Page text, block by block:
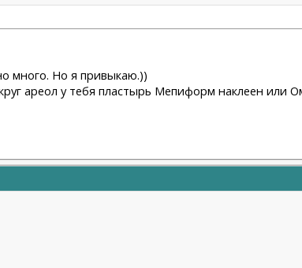
много. Но я привыкаю.))
ареол у тебя пластырь Мепиформ наклеен или